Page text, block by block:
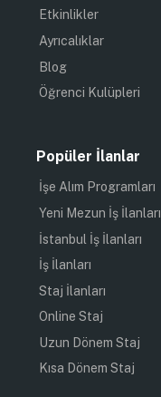
Etkinlikler
Ayrıcalıklar
Blog
Öğrenci Kulüpleri
Popüler İlanlar
İşe Alım Programları
Yeni Mezun İş İlanları
İstanbul İş İlanları
İş İlanları
Staj İlanları
Online Staj
Uzun Dönem Staj
Kısa Dönem Staj